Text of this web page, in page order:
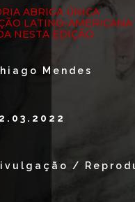
ABRIGA ÚNICA
LATINO-AMERICANA
NESTA EDIÇÃO
Mendes
/